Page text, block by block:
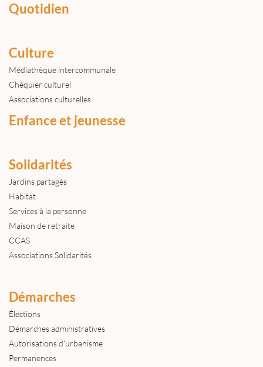
Quotidien
Culture
Médiathèque intercommunale
Chéquier culturel
Associations culturelles
Enfance et jeunesse
Solidarités
Jardins partagés
Habitat
Services à la personne
Maison de retraite
CCAS
Associations Solidarités
Démarches
Élections
Démarches administratives
Autorisations d'urbanisme
Permanences